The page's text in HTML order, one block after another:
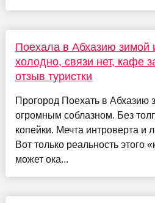
Поехала в Абхазию зимой
холодно, связи нет, кафе
отзыв туристки
Прогород Поехать в Абхазию
огромным соблазном. Без
копейки. Мечта интроверта и
Вот только реальность этого
может ока...